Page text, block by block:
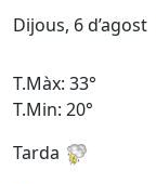
Dijous, 6 d’agost
T.Màx: 33°
T.Min: 20°
Tarda